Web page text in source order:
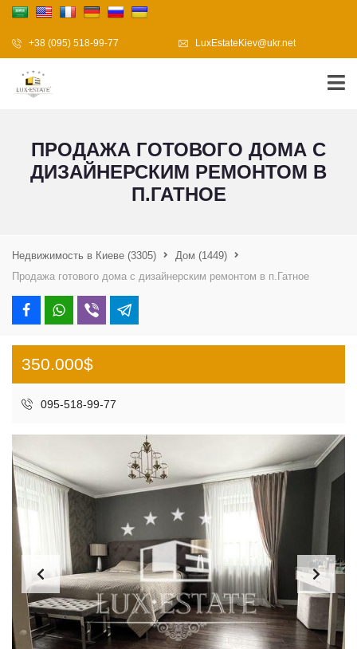
+38 (095) 518-99-77 LuxEstateKiev@ukr.net
ПРОДАЖА ГОТОВОГО ДОМА С
ДИЗАЙНЕРСКИМ РЕМОНТОМ В
П.ГАТНОЕ
Недвижимость в Киеве (3305) Дом (1449)
Продажа готового дома с дизайнерским ремонтом в п.Гатное
350.000$
095-518-99-77